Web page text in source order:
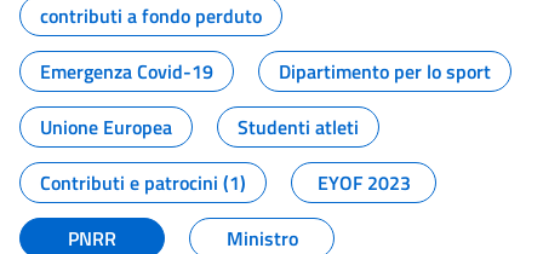
contributi a fondo perduto
Emergenza Covid-19
Dipartimento per lo sport
Unione Europea
Studenti atleti
Contributi e patrocini (1)
EYOF 2023
PNRR
Ministro